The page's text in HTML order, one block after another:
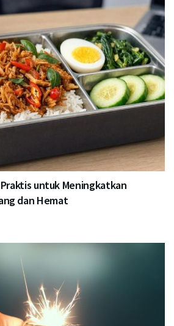
untuk Meningkatkan
dan Hemat